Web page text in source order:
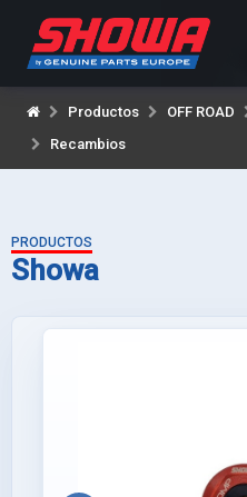
Productos OFF ROAD
Recambios
PRODUCTOS
Showa